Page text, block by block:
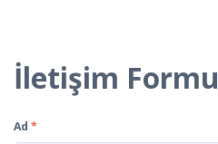
İletişim Formu
Ad *